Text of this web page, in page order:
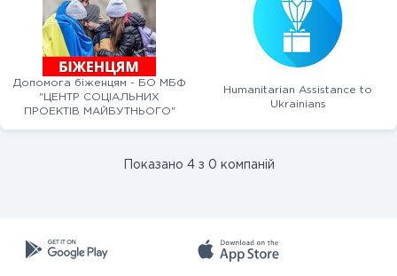
Допомога біженцям - БО МБФ
"ЦЕНТР СОЦІАЛЬНИХ
ПРОЕКТІВ МАЙБУТНЬОГО"
Humanitarian Assistance to
Ukrainians
Показано 4 з 0 компаній